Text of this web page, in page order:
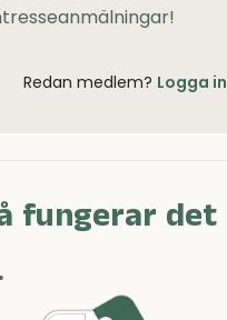
Redan medlem? Logga in
fungerar det